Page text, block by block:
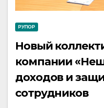
РУПОР
Новый
компании
доходов и
сотрудников